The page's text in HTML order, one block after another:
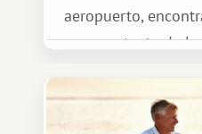
aeropuerto,
representante de
tranquilamente
turístico.